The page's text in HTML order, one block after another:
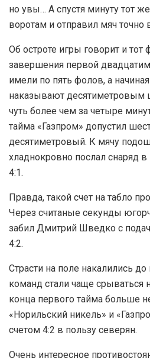
но увы… А спустя минуту тот
воротам и отправил мяч точно
Об остроте игры говорит и тот
завершения первой
имели по пять фолов, а
наказывают
чуть более чем за четыре
тайма «Газпром» допустил
десятиметровый. К мячу
хладнокровно послал снаряд
4:1.
Правда, такой счет на табло
Через считаные секунды
забил Дмитрий Шведко с
4:2.
Страсти на поле накалились
команд стали чаще срываться
конца первого тайма больше
«Норильский никель» и
счетом 4:2 в пользу северян.
Очень интересное